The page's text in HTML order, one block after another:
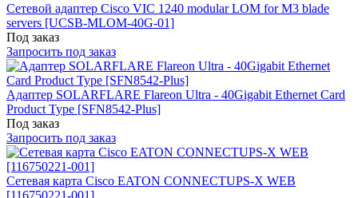
Сетевой адаптер Cisco VIC 1240 modular LOM for M3 blade
servers [UCSB-MLOM-40G-01]
Под заказ
Запросить под заказ
Адаптер SOLARFLARE Flareon Ultra - 40Gigabit Ethernet Card
Product Type [SFN8542-Plus]
Под заказ
Запросить под заказ
Сетевая карта Cisco EATON CONNECTUPS-X WEB
[116750221-001]